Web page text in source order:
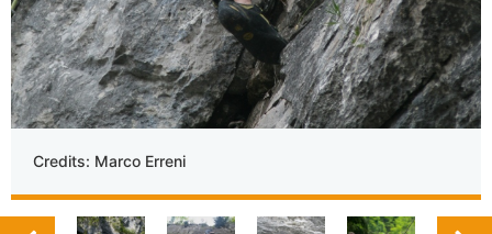
Credits: Marco Erreni